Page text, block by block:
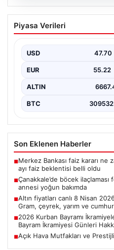
06.08.2026
Çanakkale’de
dönüştü. Yusuf öldü,
Piyasa Verileri
USD 47.70
EUR 55.22
ALTIN
BTC
Son Eklenen Haberler
■Merkez Bankası faiz kararı ne
ayı faiz beklentisi belli oldu
■Çanakkale’de böcek
annesi yoğun bakımda
■Altın fiyatları canlı 8 Nisan
Gram, çeyrek, yarım ve
■2026 Kurban Bayramı
Bayram İkramiyesi Günleri
■Açık Hava Mutfakları ve